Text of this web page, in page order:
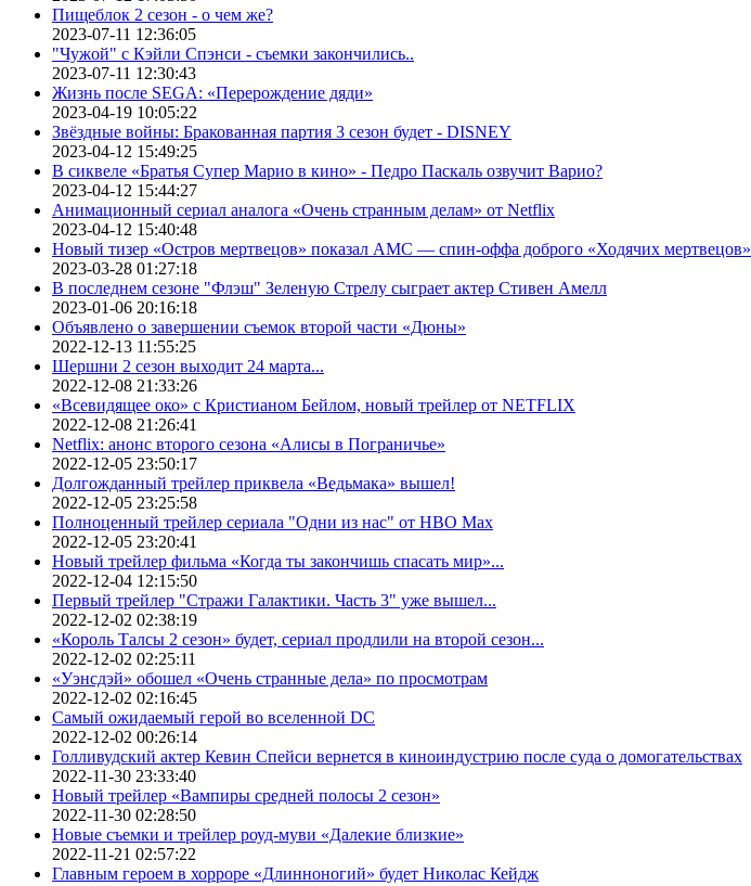
Пищеблок 2 сезон - о чем же?
2023-07-11 12:36:05
"Чужой" с Кэйли Спэнси - съемки закончились..
2023-07-11 12:30:43
Жизнь после SEGA: «Перерождение дяди»
2023-04-19 10:05:22
Звёздные войны: Бракованная партия 3 сезон будет - DISNEY
2023-04-12 15:49:25
В сиквеле «Братья Супер Марио в кино» - Педро Паскаль озвучит Варио?
2023-04-12 15:44:27
Анимационный сериал аналога «Очень странным делам» от Netflix
2023-04-12 15:40:48
Новый тизер «Остров мертвецов» показал АМС — спин-оффа доброго «Ходячих мертвецов»
2023-03-28 01:27:18
В последнем сезоне "Флэш" Зеленую Стрелу сыграет актер Стивен Амелл
2023-01-06 20:16:18
Объявлено о завершении съемок второй части «Дюны»
2022-12-13 11:55:25
Шершни 2 сезон выходит 24 марта...
2022-12-08 21:33:26
«Всевидящее око» с Кристианом Бейлом, новый трейлер от NETFLIX
2022-12-08 21:26:41
Netflix: анонс второго сезона «Алисы в Пограничье»
2022-12-05 23:50:17
Долгожданный трейлер приквела «Ведьмака» вышел!
2022-12-05 23:25:58
Полноценный трейлер сериала "Одни из нас" от HBO Max
2022-12-05 23:20:41
Новый трейлер фильма «Когда ты закончишь спасать мир»...
2022-12-04 12:15:50
Первый трейлер "Стражи Галактики. Часть 3" уже вышел...
2022-12-02 02:38:19
«Король Талсы 2 сезон» будет, сериал продлили на второй сезон...
2022-12-02 02:25:11
«Уэнсдэй» обошел «Очень странные дела» по просмотрам
2022-12-02 02:16:45
Самый ожидаемый герой во вселенной DC
2022-12-02 00:26:14
Голливудский актер Кевин Спейси вернется в киноиндустрию после суда о домогательствах
2022-11-30 23:33:40
Новый трейлер «Вампиры средней полосы 2 сезон»
2022-11-30 02:28:50
Новые съемки и трейлер роуд-муви «Далекие близкие»
2022-11-21 02:57:22
Главным героем в хорроре «Длинноногий» будет Николас Кейдж